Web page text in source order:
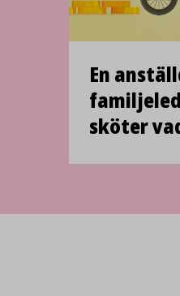
En
sköter